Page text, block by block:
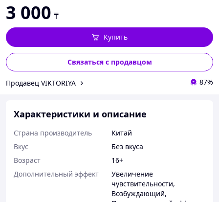
3 000 ₸
Купить
Связаться с продавцом
Продавец VIKTORIYA 87%
Характеристики и описание
Страна производитель
Китай
Вкус
Без вкуса
Возраст
16+
Дополнительный эффект
Увеличение
чувствительности,
Возбуждающий,